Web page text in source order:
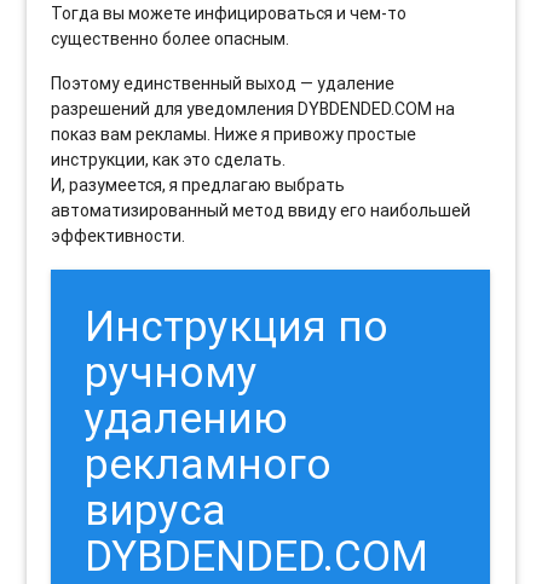
Тогда вы можете инфицироваться и чем-то
существенно более опасным.
Поэтому единственный выход — удаление
разрешений для уведомления DYBDENDED.COM на
показ вам рекламы. Ниже я привожу простые
инструкции, как это сделать.
И, разумеется, я предлагаю выбрать
автоматизированный метод ввиду его наибольшей
эффективности.
Инструкция по
ручному
удалению
рекламного
вируса
DYBDENDED.COM